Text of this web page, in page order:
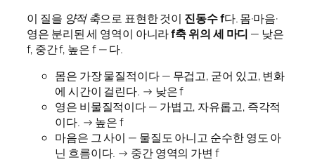
이 질을 양적 축으로 표현한 것이 진동수 f다. 몸·마음·
영은 분리된 세 영역이 아니라f축 위의 세 마디 — 낮은
f, 중간 f, 높은 f — 다.
몸은 가장 물질적이다 — 무겁고, 굳어 있고, 변화
에 시간이 걸린다. → 낮은 f
영은 비물질적이다 — 가볍고, 자유롭고, 즉각적
이다. → 높은 f
마음은 그 사이 — 물질도 아니고 순수한 영도 아
닌 흐름이다. → 중간 영역의 가변 f